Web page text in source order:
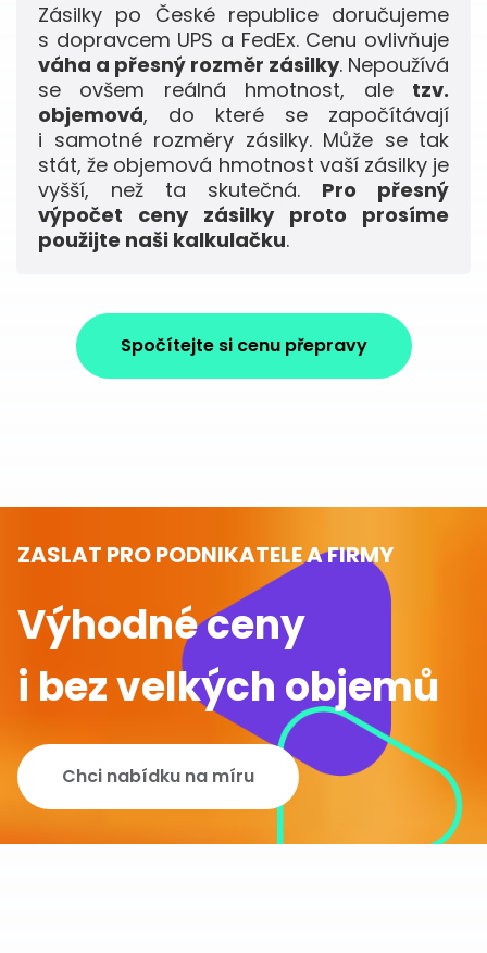
Zásilky po České republice doručujeme
s dopravcem UPS a FedEx. Cenu ovlivňuje
váha a přesný rozměr zásilky. Nepoužívá
se ovšem reálná hmotnost, ale tzv.
objemová, do které se započítávají
i samotné rozměry zásilky. Může se tak
stát, že objemová hmotnost vaší zásilky je
vyšší, než ta skutečná. Pro přesný
výpočet ceny zásilky proto prosíme
použijte naši kalkulačku.
Spočítejte si cenu přepravy
ZASLAT PRO PODNIKATELE A FIRMY
Výhodné ceny
i bez velkých objemů
Chci nabídku na míru